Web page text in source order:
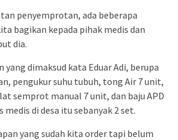
penyemprotan, ada beberapa
bagikan kepada pihak medis dan
dia.
yang dimaksud kata Eduar Adi, berupa
pengukur suhu tubuh, tong Air 7 unit,
semprot manual 7 unit, dan baju APD
di desa itu sebanyak 2 set.
yang sudah kita order tapi belum